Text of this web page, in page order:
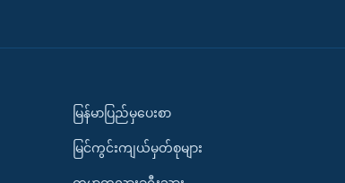
မြန်မာပြည်မှပေးစာ
မြင်ကွင်းကျယ်မှတ်စုများ